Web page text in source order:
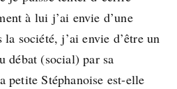
à lui j’ai envie d’une
société, j’ai envie d’être un
débat (social) par sa
Stéphanoise est-elle